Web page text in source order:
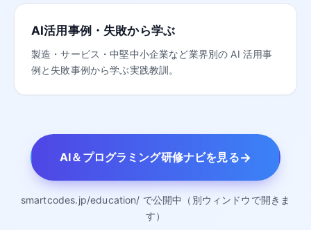
AI活用事例・失敗から学ぶ
製造・サービス・中堅中小企業など業界別の AI 活用事
例と失敗事例から学ぶ実践教訓。
AI＆プログラミング研修ナビを見る→
smartcodes.jp/education/ で公開中（別ウィンドウで開きま
す）